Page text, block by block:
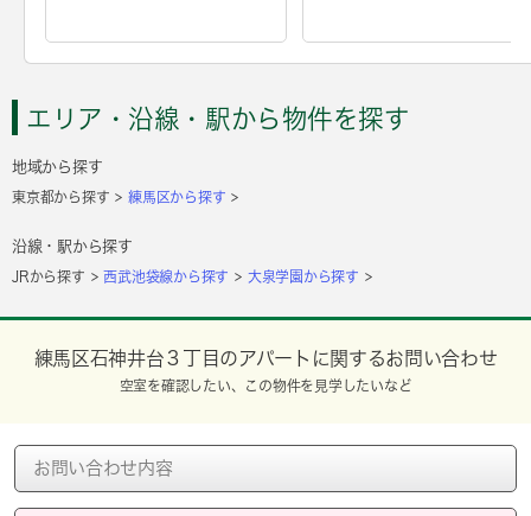
エリア・沿線・駅から物件を探す
地域から探す
東京都から探す 練馬区から探す
沿線・駅から探す
JRから探す 西武池袋線から探す 大泉学園から探す
練馬区石神井台３丁目のアパートに関するお問い合わせ
空室を確認したい、この物件を見学したいなど